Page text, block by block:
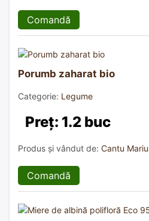
Comandă
Porumb zaharat bio
Categorie: Legume
Preț: 1.2 buc
Produs și vândut de: Cantu
Comandă